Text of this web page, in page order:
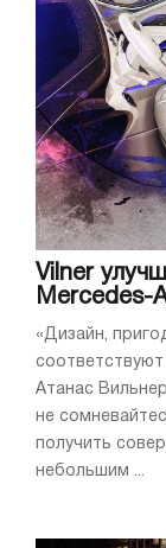
Vilner
Mercedes-
«Дизайн,
Атанас
не
получить
небольшим ...